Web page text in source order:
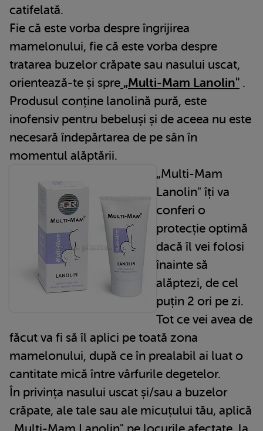
catifelată.
Fie că este vorba despre îngrijirea
mamelonului, fie că este vorba despre
tratarea buzelor crăpate sau nasului uscat,
orientează-te și spre „Multi-Mam Lanolin" .
Produsul conține lanolină pură, este
inofensiv pentru bebeluși și de aceea nu este
necesară îndepărtarea de pe sân în
momentul alăptării.
„Multi-Mam
Lanolin" îți va
conferi o
protecție optimă
dacă îl vei folosi
înainte să
alăptezi, de cel
puțin 2 ori pe zi.
Tot ce vei avea de
făcut va fi să îl aplici pe toată zona
mamelonului, după ce în prealabil ai luat o
cantitate mică între vârfurile degetelor.
În privința nasului uscat și/sau a buzelor
crăpate, ale tale sau ale micuțului tău, aplică